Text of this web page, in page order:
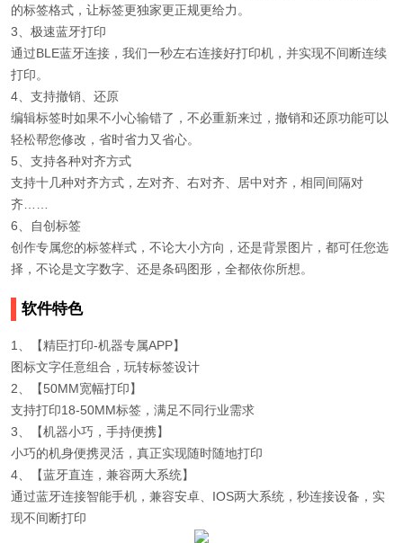
的标签格式，让标签更独家更正规更给力。
3、极速蓝牙打印
通过BLE蓝牙连接，我们一秒左右连接好打印机，并实现不间断连续
打印。
4、支持撤销、还原
编辑标签时如果不小心输错了，不必重新来过，撤销和还原功能可以
轻松帮您修改，省时省力又省心。
5、支持各种对齐方式
支持十几种对齐方式，左对齐、右对齐、居中对齐，相同间隔对
齐……
6、自创标签
创作专属您的标签样式，不论大小方向，还是背景图片，都可任您选
择，不论是文字数字、还是条码图形，全都依你所想。
软件特色
1、【精臣打印-机器专属APP】
图标文字任意组合，玩转标签设计
2、【50MM宽幅打印】
支持打印18-50MM标签，满足不同行业需求
3、【机器小巧，手持便携】
小巧的机身便携灵活，真正实现随时随地打印
4、【蓝牙直连，兼容两大系统】
通过蓝牙连接智能手机，兼容安卓、IOS两大系统，秒连接设备，实
现不间断打印